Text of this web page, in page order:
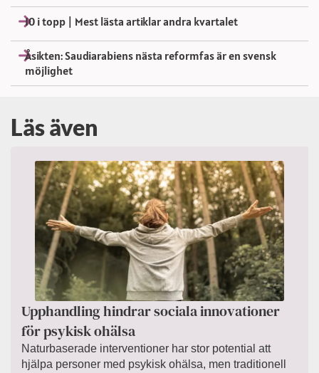
10 i topp | Mest lästa artiklar andra kvartalet
Åsikten: Saudiarabiens nästa reformfas är en svensk
möjlighet
Läs även
Upphandling hindrar sociala innovationer
för psykisk ohälsa
Naturbaserade interventioner har stor potential att
hjälpa personer med psykisk ohälsa, men traditionell